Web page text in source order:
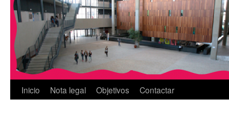
Inicio Nota legal Objetivos Contactar